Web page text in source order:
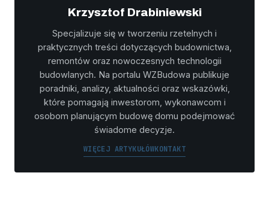
Krzysztof Drabiniewski
Specjalizuje się w tworzeniu rzetelnych i
praktycznych treści dotyczących budownictwa,
remontów oraz nowoczesnych technologii
budowlanych. Na portalu WZBudowa publikuje
poradniki, analizy, aktualności oraz wskazówki,
które pomagają inwestorom, wykonawcom i
osobom planującym budowę domu podejmować
świadome decyzje.
WIĘCEJ ARTYKUŁÓWKONTAKT